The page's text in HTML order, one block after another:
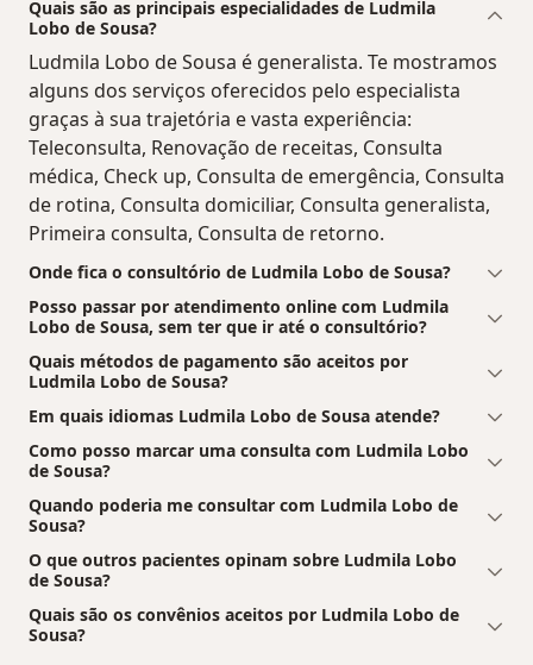
Quais são as principais especialidades de Ludmila
Lobo de Sousa?
Ludmila Lobo de Sousa é generalista. Te mostramos
alguns dos serviços oferecidos pelo especialista
graças à sua trajetória e vasta experiência:
Teleconsulta, Renovação de receitas, Consulta
médica, Check up, Consulta de emergência, Consulta
de rotina, Consulta domiciliar, Consulta generalista,
Primeira consulta, Consulta de retorno.
Onde fica o consultório de Ludmila Lobo de Sousa?
Posso passar por atendimento online com Ludmila
Lobo de Sousa, sem ter que ir até o consultório?
Quais métodos de pagamento são aceitos por
Ludmila Lobo de Sousa?
Em quais idiomas Ludmila Lobo de Sousa atende?
Como posso marcar uma consulta com Ludmila Lobo
de Sousa?
Quando poderia me consultar com Ludmila Lobo de
Sousa?
O que outros pacientes opinam sobre Ludmila Lobo
de Sousa?
Quais são os convênios aceitos por Ludmila Lobo de
Sousa?